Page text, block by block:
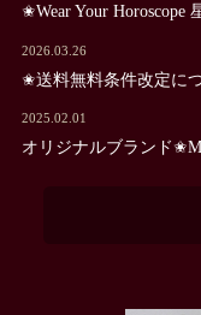
✬Wear Your Horoscope
2026.03.26
✬送料無料条件改定に
2025.02.01
オリジナルブランド